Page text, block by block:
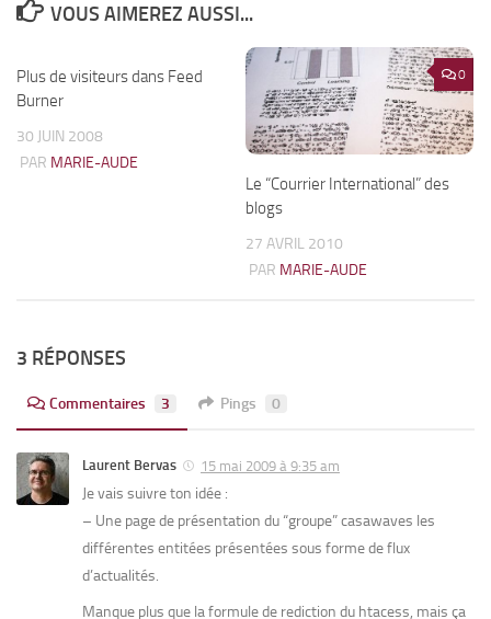
VOUS AIMEREZ AUSSI...
Plus de visiteurs dans Feed
Burner
30 JUIN 2008
PAR MARIE-AUDE
0
Le “Courrier International” des
blogs
27 AVRIL 2010
PAR MARIE-AUDE
3 RÉPONSES
Commentaires 3 Pings 0
Laurent Bervas 15 mai 2009 à 9:35 am
Je vais suivre ton idée :
– Une page de présentation du “groupe” casawaves les
différentes entitées présentées sous forme de flux
d’actualités.
Manque plus que la formule de rediction du htacess, mais ça